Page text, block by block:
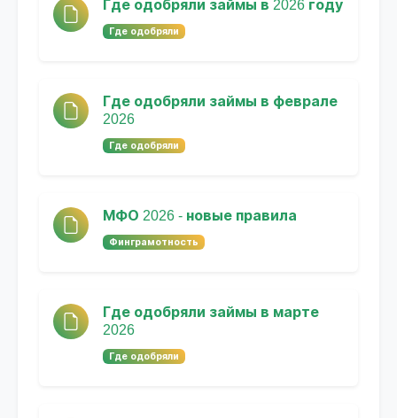
Где одобряли займы в 2026 году
Где одобряли
Где одобряли займы в феврале
2026
Где одобряли
МФО 2026 - новые правила
Финграмотность
Где одобряли займы в марте
2026
Где одобряли